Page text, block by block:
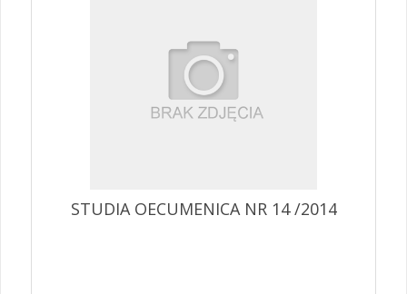
STUDIA OECUMENICA NR 14 /2014